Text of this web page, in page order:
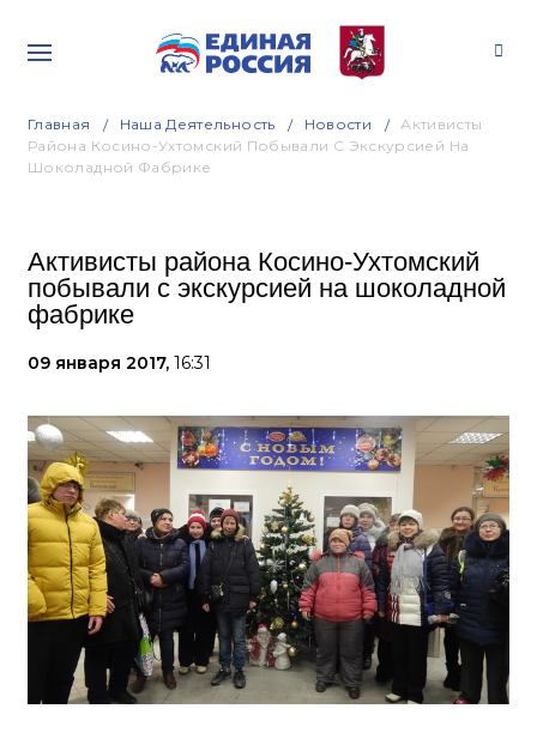
Главная Наша Деятельность Новости
Активисты
Района Косино-Ухтомский Побывали С Экскурсией На
Шоколадной Фабрике
Активисты района Косино-Ухтомский
побывали с экскурсией на шоколадной
фабрике
09 января 2017, 16:31